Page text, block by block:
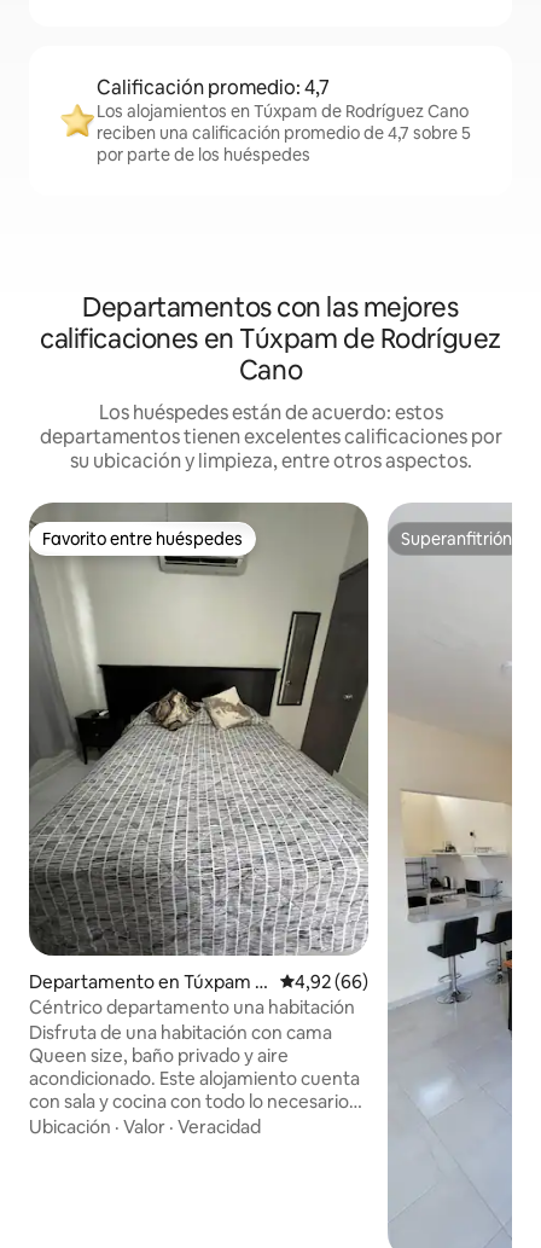
Calificación promedio: 4,7
Los alojamientos en Túxpam de Rodríguez Cano
reciben una calificación promedio de 4,7 sobre 5
por parte de los huéspedes
Departamentos con las mejores
calificaciones en Túxpam de Rodríguez
Cano
Los huéspedes están de acuerdo: estos
departamentos tienen excelentes calificaciones por
su ubicación y limpieza, entre otros aspectos.
Favorito entre huéspedes
Favorito entre huéspedes
Departamento en Túxpam d
e Rodríguez Cano
Calificación promedio: 4,92 de
4,92 (66)
Céntrico departamento una habitación
Disfruta de una habitación con cama
Queen size, baño privado y aire
acondicionado. Este alojamiento cuenta
con sala y cocina con todo lo necesario
para disfrutar de tu estancia. Recibimos
Ubicación · Valor · Veracidad
Superanfitrión
Superanfitrión